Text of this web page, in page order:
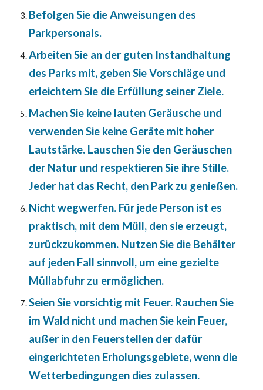
Befolgen Sie die Anweisungen des
Parkpersonals.
Arbeiten Sie an der guten Instandhaltung
des Parks mit, geben Sie Vorschläge und
erleichtern Sie die Erfüllung seiner Ziele.
Machen Sie keine lauten Geräusche und
verwenden Sie keine Geräte mit hoher
Lautstärke. Lauschen Sie den Geräuschen
der Natur und respektieren Sie ihre Stille.
Jeder hat das Recht, den Park zu genießen.
Nicht wegwerfen. Für jede Person ist es
praktisch, mit dem Müll, den sie erzeugt,
zurückzukommen. Nutzen Sie die Behälter
auf jeden Fall sinnvoll, um eine gezielte
Müllabfuhr zu ermöglichen.
Seien Sie vorsichtig mit Feuer. Rauchen Sie
im Wald nicht und machen Sie kein Feuer,
außer in den Feuerstellen der dafür
eingerichteten Erholungsgebiete, wenn die
Wetterbedingungen dies zulassen.